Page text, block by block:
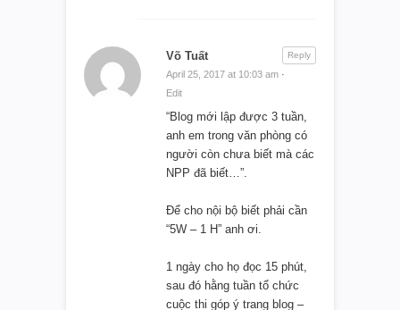
Võ Tuất
April 25, 2017 at 10:03 am ·
Edit
“Blog mới lập được 3 tuần,
anh em trong văn phòng có
người còn chưa biết mà các
NPP đã biết…”.
Để cho nội bộ biết phải cần
“5W – 1 H” anh ơi.
1 ngày cho họ đọc 15 phút,
sau đó hằng tuần tổ chức
cuộc thi góp ý trang blog –
Reply